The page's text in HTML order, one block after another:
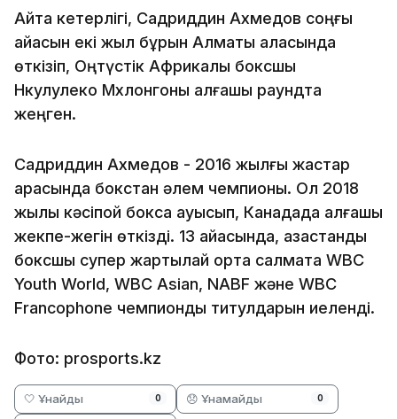
Айта кетерлігі, Садриддин Ахмедов соңғы
айқасын екі жыл бұрын Алматы қаласында
өткізіп, Оңтүстік Африкалық боксшы
Нкулулеко Мхлонгоны алғашқы раундта
жеңген.
Садриддин Ахмедов - 2016 жылғы жастар
арасында бокстан әлем чемпионы. Ол 2018
жылы кәсіпқой боксқа ауысып, Канадада алғашқы
жекпе-жегін өткізді. 13 айқасында, қазақстандық
боксшы супер жартылай орта салмақта WBC
Youth World, WBC Asian, NABF және WBC
Francophone чемпиондық титулдарын иеленді.
Фото: prosports.kz
🤍 Ұнайды 0 😞 Ұнамайды 0